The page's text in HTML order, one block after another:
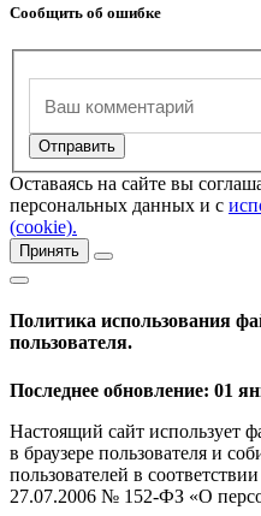
Сообщить об ошибке
Оставаясь на сайте вы
персональных данных и с
(cookie).
Принять
Политика использования
пользователя.
Последнее обновление: 01
Настоящий сайт использует
в браузере пользователя и
пользователей в
27.07.2006 № 152-ФЗ «О